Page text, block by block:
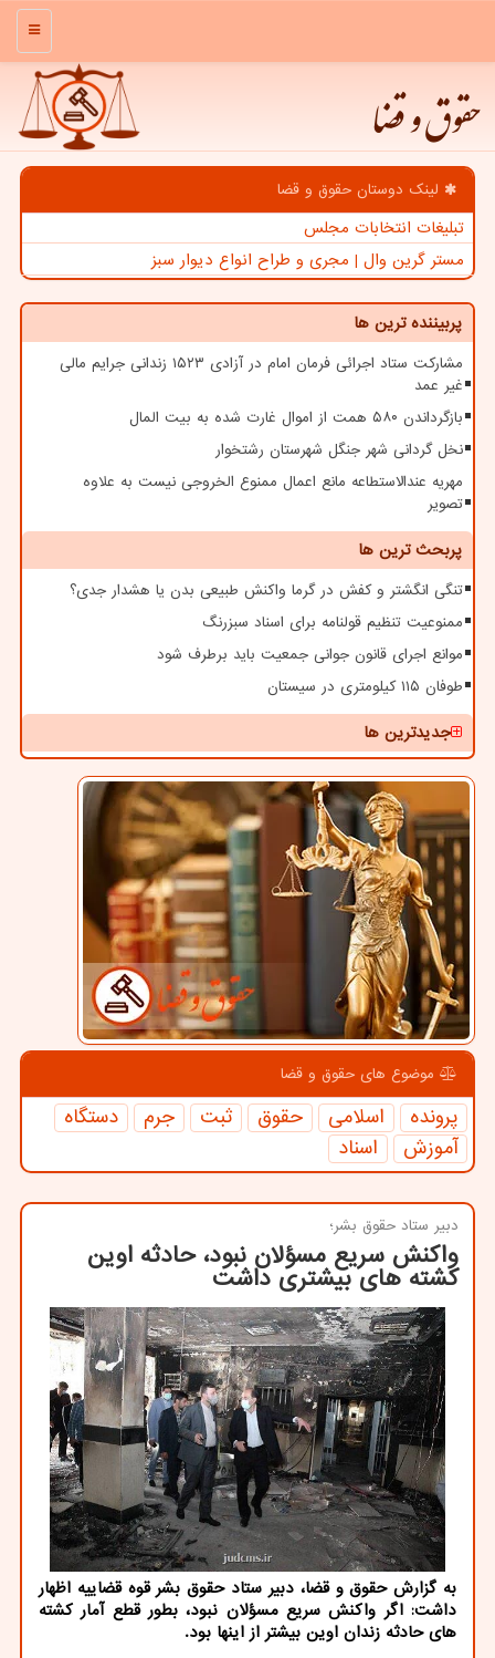
منو
حقوق و قضا
لینک دوستان حقوق و قضا
تبلیغات انتخابات مجلس
مستر گرین وال | مجری و طراح انواع دیوار سبز
پربیننده ترین ها
مشارکت ستاد اجرائی فرمان امام در آزادی ۱۵۲۳ زندانی جرایم مالی
غیر عمد
بازگرداندن ۵۸۰ همت از اموال غارت شده به بیت المال
نخل گردانی شهر جنگل شهرستان رشتخوار
مهریه عندالاستطاعه مانع اعمال ممنوع الخروجی نیست به علاوه
تصویر
پربحث ترین ها
تنگی انگشتر و کفش در گرما واکنش طبیعی بدن یا هشدار جدی؟
ممنوعیت تنظیم قولنامه برای اسناد سبزرنگ
موانع اجرای قانون جوانی جمعیت باید برطرف شود
طوفان ۱۱۵ کیلومتری در سیستان
جدیدترین ها
موضوع های حقوق و قضا
پرونده اسلامی حقوق ثبت جرم
دستگاه
آموزش
اسناد
دبیر ستاد حقوق بشر؛
واکنش سریع مسؤلان نبود، حادثه اوین
کشته های بیشتری داشت
به گزارش حقوق و قضا، دبیر ستاد حقوق بشر قوه قضاییه اظهار
داشت: اگر واکنش سریع مسؤلان نبود، بطور قطع آمار کشته
های حادثه زندان اوین بیشتر از اینها بود.